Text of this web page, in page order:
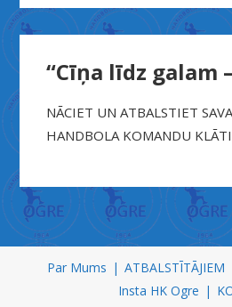
“Cīņa līdz galam –
NĀCIET UN ATBALSTIET
HANDBOLA KOMANDU
X
Par Mums ATBALSTĪTĀJIEM
Insta HK Ogre